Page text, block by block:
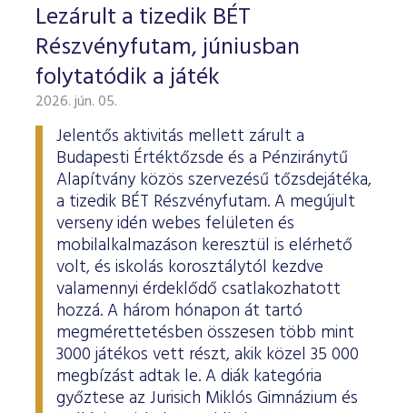
Lezárult a tizedik BÉT
Részvényfutam, júniusban
folytatódik a játék
2026. jún. 05.
Jelentős aktivitás mellett zárult a
Budapesti Értéktőzsde és a Pénziránytű
Alapítvány közös szervezésű tőzsdejátéka,
a tizedik BÉT Részvényfutam. A megújult
verseny idén webes felületen és
mobilalkalmazáson keresztül is elérhető
volt, és iskolás korosztálytól kezdve
valamennyi érdeklődő csatlakozhatott
hozzá. A három hónapon át tartó
megmérettetésben összesen több mint
3000 játékos vett részt, akik közel 35 000
megbízást adtak le. A diák kategória
győztese az Jurisich Miklós Gimnázium és